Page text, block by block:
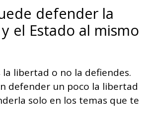
defender la
el Estado al mismo
la libertad o no la defiendes.
defender un poco la libertad
solo en los temas que te